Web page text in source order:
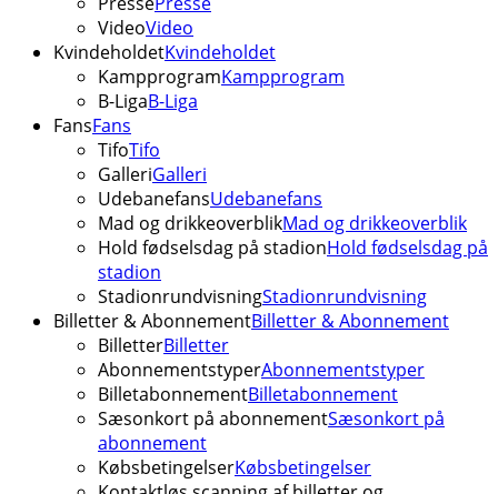
VideoVideo
KvindeholdetKvindeholdet
KampprogramKampprogram
B-LigaB-Liga
FansFans
TifoTifo
GalleriGalleri
UdebanefansUdebanefans
Mad og drikkeoverblikMad og drikkeoverblik
Hold fødselsdag på stadionHold fødselsdag på
stadion
StadionrundvisningStadionrundvisning
Billetter & AbonnementBilletter & Abonnement
BilletterBilletter
AbonnementstyperAbonnementstyper
BilletabonnementBilletabonnement
Sæsonkort på abonnementSæsonkort på
abonnement
KøbsbetingelserKøbsbetingelser